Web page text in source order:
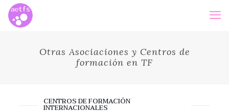
Otras Asociaciones y Centros de
formación en TF
CENTROS DE FORMACIÓN
INTERNACIONALES